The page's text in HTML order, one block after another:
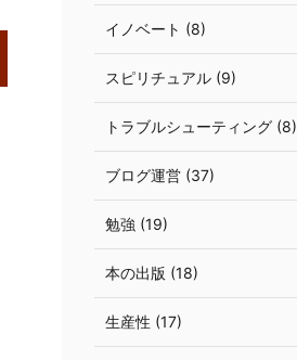
イノベート (8)
スピリチュアル (9)
トラブルシューティング (8)
ブログ運営 (37)
勉強 (19)
本の出版 (18)
生産性 (17)